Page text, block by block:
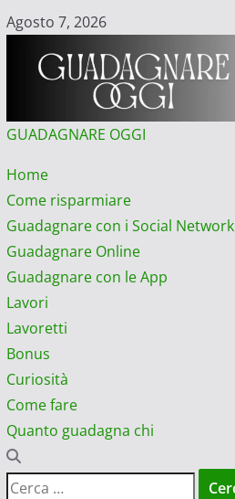
Vai
contenuto
Agosto 7, 2026
GUADAGNARE OGGI
Menu
principale
Home
Come risparmiare
Guadagnare con i Social Network
Guadagnare Online
Guadagnare con le App
Lavori
Lavoretti
Bonus
Curiosità
Come fare
Quanto guadagna chi
Ricerca